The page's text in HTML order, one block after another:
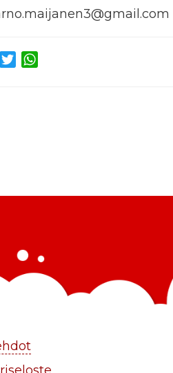
Facebook
Twitter